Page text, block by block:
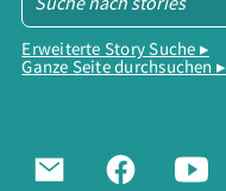
Erweiterte Story Suche ▸
Ganze Seite durchsuchen ▸